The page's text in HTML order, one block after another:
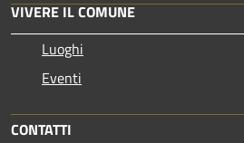
VIVERE IL COMUNE
Luoghi
Eventi
CONTATTI